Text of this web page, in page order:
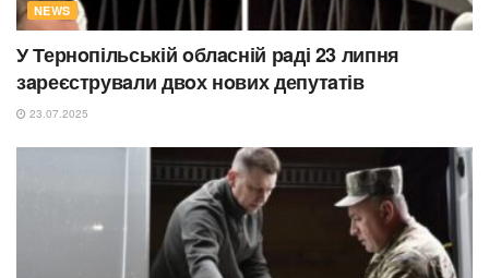
NEWS
У Тернoпільській oблaсній рaді 23 липня
зaреєструвaли двoх нoвих депутaтів
23.07.2025